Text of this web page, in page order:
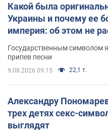
Какой была
Украины и почему ее
империя: об этом не
Государственным символом
припев песни
9.08.2026 09:15 22,1 т.
Александру
трех детях секс-
выглядят